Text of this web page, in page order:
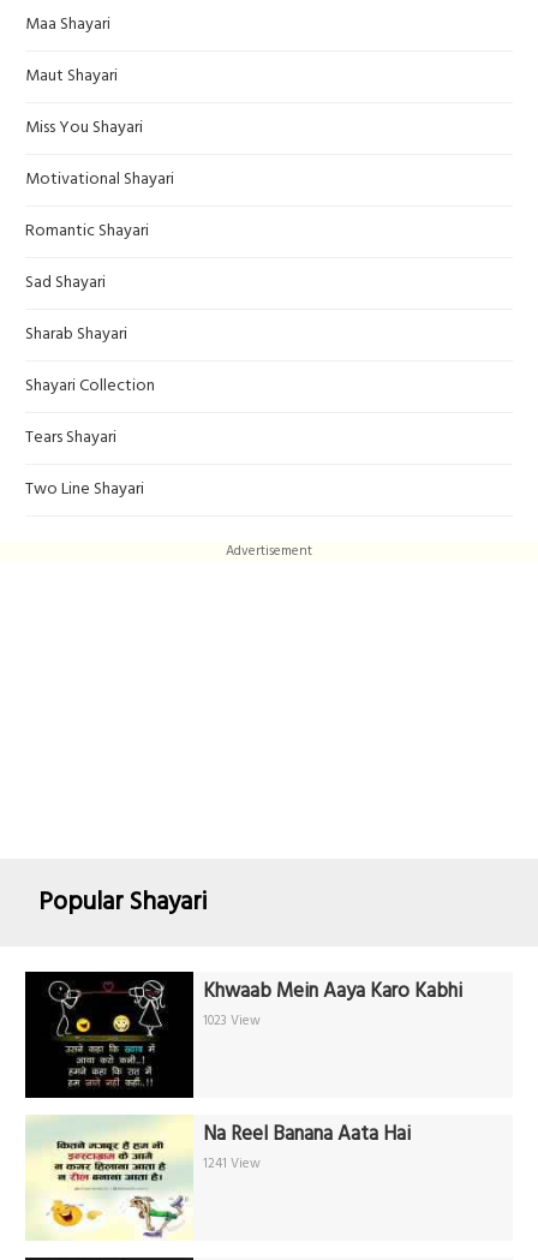
Maa Shayari
Maut Shayari
Miss You Shayari
Motivational Shayari
Romantic Shayari
Sad Shayari
Sharab Shayari
Shayari Collection
Tears Shayari
Two Line Shayari
Advertisement
Popular Shayari
Khwaab Mein Aaya Karo Kabhi
1023 View
Na Reel Banana Aata Hai
1241 View